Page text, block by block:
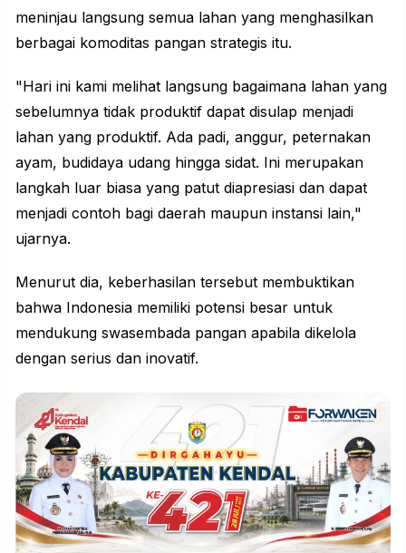
meninjau langsung semua lahan yang menghasilkan
berbagai komoditas pangan strategis itu.
"Hari ini kami melihat langsung bagaimana lahan yang
sebelumnya tidak produktif dapat disulap menjadi
lahan yang produktif. Ada padi, anggur, peternakan
ayam, budidaya udang hingga sidat. Ini merupakan
langkah luar biasa yang patut diapresiasi dan dapat
menjadi contoh bagi daerah maupun instansi lain,"
ujarnya.
Menurut dia, keberhasilan tersebut membuktikan
bahwa Indonesia memiliki potensi besar untuk
mendukung swasembada pangan apabila dikelola
dengan serius dan inovatif.